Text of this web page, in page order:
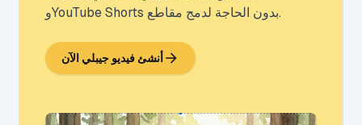
وYouTube Shorts بدون الحاجة لدمج مقاطع.
أنشئ فيديو جيبلي الآن